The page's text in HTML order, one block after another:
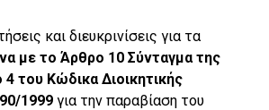
και διευκρινίσεις για τα
με το Άρθρο 10 Σύνταγμα της
του Κώδικα Διοικητικής
1999 για την παραβίαση του